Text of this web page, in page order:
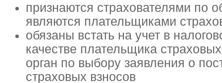
признаются страхователями по
являются плательщиками
обязаны встать на учет в
качестве плательщика
орган по выбору заявления о
страховых взносов